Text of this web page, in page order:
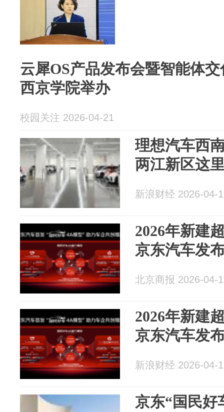
云犀OS产品发布会暨智能体
西京学院举办
校园关注 2026-04-21
理想汽车西
两江新区这
新浪财经 2026-04-
2026年新建
京东汽车发
北京商报 2026-04-
2026年新建
京东汽车发
新浪财经 2026-04-
京东“国民好